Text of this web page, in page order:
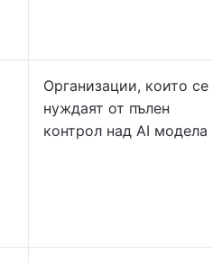
Организации, които се
нуждаят от пълен
контрол над AI модела